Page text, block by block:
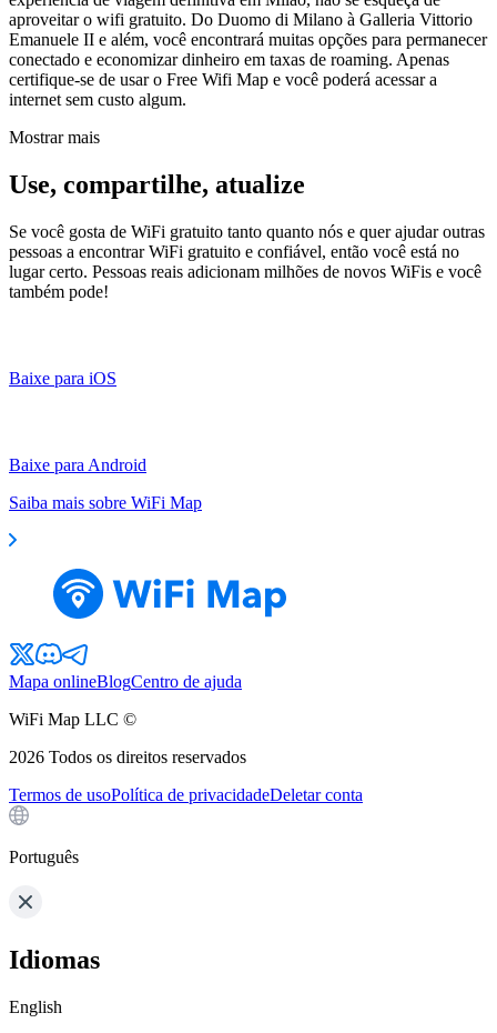
aproveitar o wifi gratuito. Do Duomo di Milano à Galleria Vittorio
Emanuele II e além, você encontrará muitas opções para permanecer
conectado e economizar dinheiro em taxas de roaming. Apenas
certifique-se de usar o Free Wifi Map e você poderá acessar a
internet sem custo algum.
Mostrar mais
Use, compartilhe, atualize
Se você gosta de WiFi gratuito tanto quanto nós e quer ajudar outras
pessoas a encontrar WiFi gratuito e confiável, então você está no
lugar certo. Pessoas reais adicionam milhões de novos WiFis e você
também pode!
Baixe para iOS
Baixe para Android
Saiba mais sobre WiFi Map
Mapa onlineBlogCentro de ajuda
WiFi Map LLC ©
2026 Todos os direitos reservados
Termos de usoPolítica de privacidadeDeletar conta
Português
Idiomas
English